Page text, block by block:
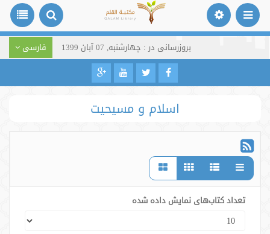
بروزرسانی در : چهارشنبه, 07 آبان 1399 فارسی
اسلام و مسیحیت
تعداد کتاب‌های نمایش داده شده